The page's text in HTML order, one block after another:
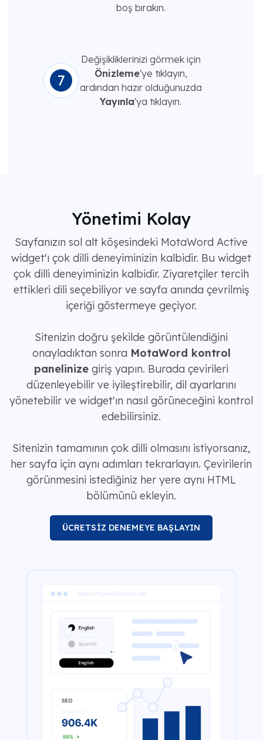
boş bırakın.
Değişikliklerinizi görmek için
Önizleme'ye tıklayın,
ardından hazır olduğunuzda
Yayınla'ya tıklayın.
Yönetimi Kolay
Sayfanızın sol alt köşesindeki MotaWord Active
widget'ı çok dilli deneyiminizin kalbidir. Bu widget
çok dilli deneyiminizin kalbidir. Ziyaretçiler tercih
ettikleri dili seçebiliyor ve sayfa anında çevrilmiş
içeriği göstermeye geçiyor.
Sitenizin doğru şekilde görüntülendiğini
onayladıktan sonra MotaWord kontrol
panelinize giriş yapın. Burada çevirileri
düzenleyebilir ve iyileştirebilir, dil ayarlarını
yönetebilir ve widget'ın nasıl görüneceğini kontrol
edebilirsiniz.
Sitenizin tamamının çok dilli olmasını istiyorsanız,
her sayfa için aynı adımları tekrarlayın. Çevirilerin
görünmesini istediğiniz her yere aynı HTML
bölümünü ekleyin.
ÜCRETSİZ DENEMEYE BAŞLAYIN